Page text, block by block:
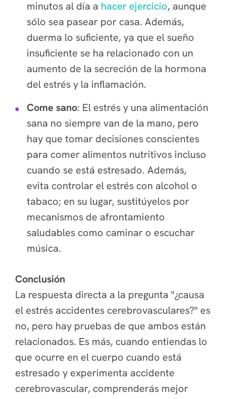
minutos al día a hacer ejercicio, aunque
sólo sea pasear por casa. Además,
duerma lo suficiente, ya que el sueño
insuficiente se ha relacionado con un
aumento de la secreción de la hormona
del estrés y la inflamación.
Come sano: El estrés y una alimentación
sana no siempre van de la mano, pero
hay que tomar decisiones conscientes
para comer alimentos nutritivos incluso
cuando se está estresado. Además,
evita controlar el estrés con alcohol o
tabaco; en su lugar, sustitúyelos por
mecanismos de afrontamiento
saludables como caminar o escuchar
música.
Conclusión
La respuesta directa a la pregunta "¿causa
el estrés accidentes cerebrovasculares?" es
no, pero hay pruebas de que ambos están
relacionados. Es más, cuando entiendas lo
que ocurre en el cuerpo cuando está
estresado y experimenta accidente
cerebrovascular, comprenderás mejor